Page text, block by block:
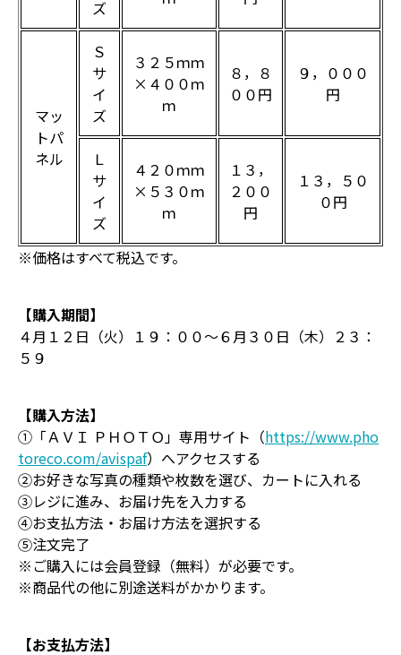
ズ
マッ
トパ
ネル
Ｓ
サ
イ
ズ
３２５ｍｍ
×４００ｍ
ｍ
８，８
００円
９，０００
円
Ｌ
サ
イ
ズ
４２０ｍｍ
×５３０ｍ
ｍ
１３，
２００
円
１３，５０
０円
※価格はすべて税込です。
【購入期間】
４月１２日（火）１９：００～６月３０日（木）２３：
５９
【購入方法】
①「ＡＶＩ ＰＨＯＴＯ」専用サイト（https://www.pho
toreco.com/avispaf）へアクセスする
②お好きな写真の種類や枚数を選び、カートに入れる
③レジに進み、お届け先を入力する
④お支払方法・お届け方法を選択する
⑤注文完了
※ご購入には会員登録（無料）が必要です。
※商品代の他に別途送料がかかります。
【お支払方法】